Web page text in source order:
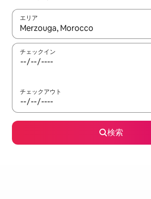
エリア
検索結果が表示されたら、上下の矢印キ
チェックイン
チェックアウト
検索